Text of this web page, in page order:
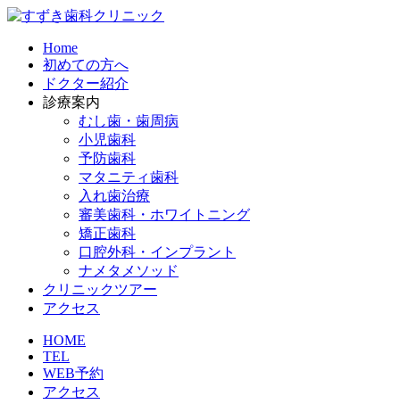
Home
初めての方へ
ドクター紹介
診療案内
むし歯・歯周病
小児歯科
予防歯科
マタニティ歯科​
入れ歯治療​
審美歯科・ホワイトニング​
矯正歯科​
口腔外科・インプラント​
ナメタメソッド
クリニックツアー
アクセス
HOME
TEL
WEB予約
アクセス